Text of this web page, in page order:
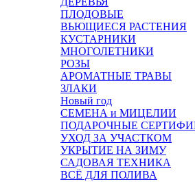
ПЛОДОВЫЕ
ВЬЮЩИЕСЯ РАСТЕНИЯ
КУСТАРНИКИ
МНОГОЛЕТНИКИ
РОЗЫ
АРОМАТНЫЕ ТРАВЫ
ЗЛАКИ
Новый год
СЕМЕНА и МИЦЕЛИИ
ПОДАРОЧНЫЕ
УХОД ЗА УЧАСТКОМ
УКРЫТИЕ НА ЗИМУ
САДОВАЯ ТЕХНИКА
ВСЁ ДЛЯ ПОЛИВА